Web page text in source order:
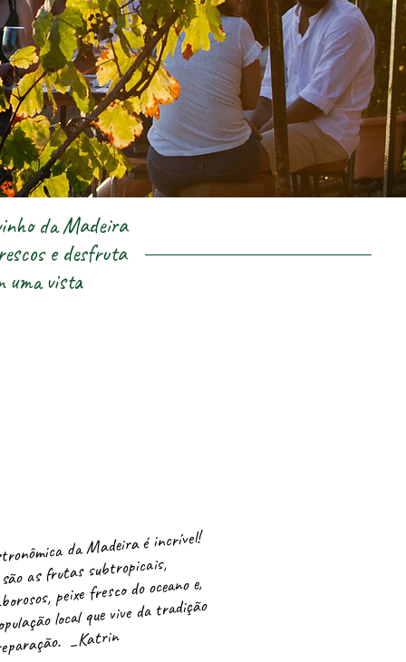
da Madeira
e desfruta
uma vista
da Madeira é incrível!
as frutas subtropicais,
peixe fresco do oceano e,
local que vive da tradição
_Katrin